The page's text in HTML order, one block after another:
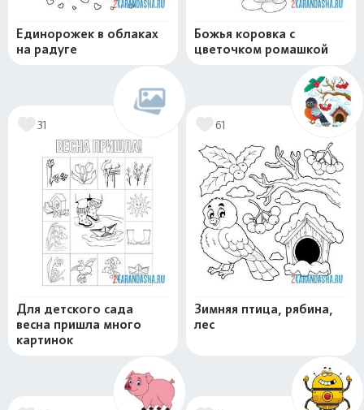
Единорожек в облаках
на радуге
Божья коровка с
цветочком ромашкой
31
Для детского сада
весна пришла много
картинок
61
Зимняя птица, рябина,
лес